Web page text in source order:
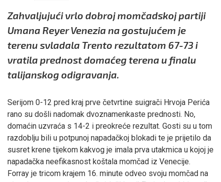
Zahvaljujući vrlo dobroj momčadskoj partiji
Umana Reyer Venezia na gostujućem je
terenu svladala Trento rezultatom 67-73 i
vratila prednost domaćeg terena u finalu
talijanskog odigravanja.
Serijom 0-12 pred kraj prve četvrtine suigrači Hrvoja Perića
rano su došli nadomak dvoznamenkaste prednosti. No,
domaćin uzvraća s 14-2 i preokreće rezultat. Gosti su u tom
razdoblju bili u potpunoj napadačkoj blokadi te je prijetilo da
susret krene tijekom kakvog je imala prva utakmica u kojoj je
napadačka neefikasnost koštala momčad iz Venecije.
Forray je tricom krajem 16. minute odveo svoju momčad na